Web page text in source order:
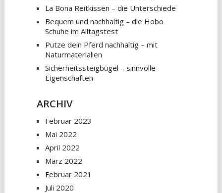
La Bona Reitkissen – die Unterschiede
Bequem und nachhaltig – die Hobo
Schuhe im Alltagstest
Putze dein Pferd nachhaltig – mit
Naturmaterialien
Sicherheitssteigbügel – sinnvolle
Eigenschaften
ARCHIV
Februar 2023
Mai 2022
April 2022
März 2022
Februar 2021
Juli 2020